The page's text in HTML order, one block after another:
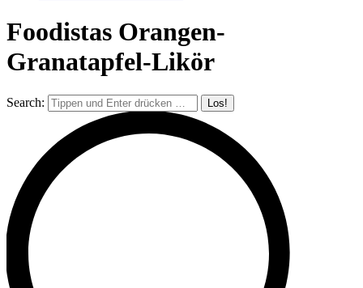
Foodistas Orangen-
Granatapfel-Likör
Search: